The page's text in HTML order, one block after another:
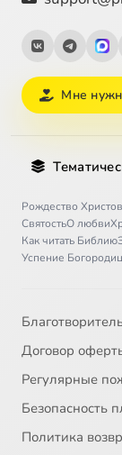
Мне
Рождество
СвятостьО любви
Как читать Библию
Успение
Договор
Регулярные
Безопасность
Политика